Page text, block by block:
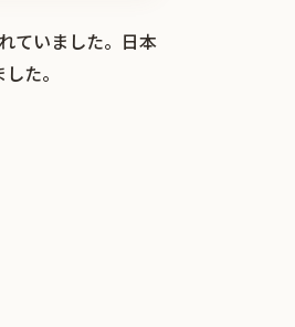
ていました。日本
た。